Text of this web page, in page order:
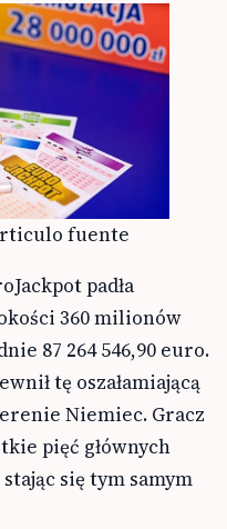
fuente
padła
360 milionów
87 264 546,90 euro.
tę oszałamiającą
Niemiec. Gracz
pięć głównych
się tym samym